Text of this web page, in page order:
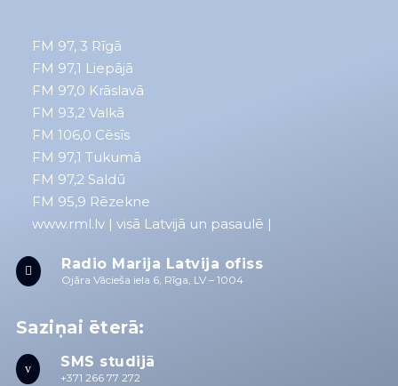
FM 97, 3 Rīgā
FM 97,1 Liepājā
FM 97,0 Krāslavā
FM 93,2 Valkā
FM 106,0 Cēsīs
FM 97,1 Tukumā
FM 97,2 Saldū
FM 95,9 Rēzekne
www.rml.lv| visā Latvijā un pasaulē |
 Radio Marija Latvija ofiss
Ojāra Vācieša iela 6, Rīga, LV – 1004
Saziņai ēterā:
v SMS studijā
+371 266 77 272